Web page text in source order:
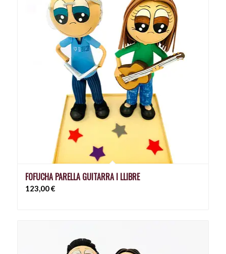
FOFUCHA PARELLA GUITARRA I LLIBRE
123,00€